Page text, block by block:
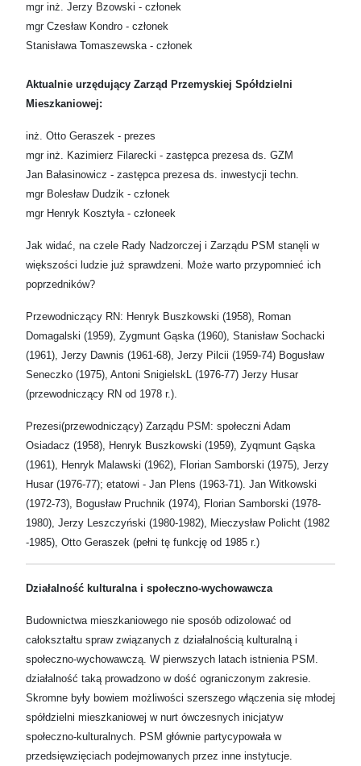
mgr inż. Jerzy Bzowski - członek
mgr Czesław Kondro - członek
Stanisława Tomaszewska - członek
Aktualnie urzędujący Zarząd Przemyskiej Spółdzielni
Mieszkaniowej:
inż. Otto Geraszek - prezes
mgr inż. Kazimierz Filarecki - zastępca prezesa ds. GZM
Jan Bałasinowicz - zastępca prezesa ds. inwestycji techn.
mgr Bolesław Dudzik - członek
mgr Henryk Kosztyła - członeek
Jak widać, na czele Rady Nadzorczej i Zarządu PSM stanęli w
większości ludzie już sprawdzeni. Może warto przypomnieć ich
poprzedników?
Przewodniczący RN: Henryk Buszkowski (1958), Roman
Domagalski (1959), Zygmunt Gąska (1960), Stanisław Sochacki
(1961), Jerzy Dawnis (1961-68), Jerzy Pilcii (1959-74) Bogusław
Seneczko (1975), Antoni SnigielskL (1976-77) Jerzy Husar
(przewodniczący RN od 1978 r.).
Prezesi(przewodniczący) Zarządu PSM: społeczni Adam
Osiadacz (1958), Henryk Buszkowski (1959), Zyqmunt Gąska
(1961), Henryk Malawski (1962), Florian Samborski (1975), Jerzy
Husar (1976-77); etatowi - Jan Plens (1963-71). Jan Witkowski
(1972-73), Bogusław Pruchnik (1974), Florian Samborski (1978-
1980), Jerzy Leszczyński (1980-1982), Mieczysław Policht (1982
-1985), Otto Geraszek (pełni tę funkcję od 1985 r.)
Działalność kulturalna i społeczno-wychowawcza
Budownictwa mieszkaniowego nie sposób odizolować od
całokształtu spraw związanych z działalnością kulturalną i
społeczno-wychowawczą. W pierwszych latach istnienia PSM.
działalność taką prowadzono w dość ograniczonym zakresie.
Skromne były bowiem możliwości szerszego włączenia się młodej
spółdzielni mieszkaniowej w nurt ówczesnych inicjatyw
społeczno-kulturalnych. PSM głównie partycypowała w
przedsięwzięciach podejmowanych przez inne instytucje.